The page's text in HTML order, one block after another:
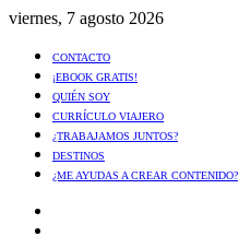
viernes, 7 agosto 2026
CONTACTO
¡EBOOK GRATIS!
QUIÉN SOY
CURRÍCULO VIAJERO
¿TRABAJAMOS JUNTOS?
DESTINOS
¿ME AYUDAS A CREAR CONTENIDO?